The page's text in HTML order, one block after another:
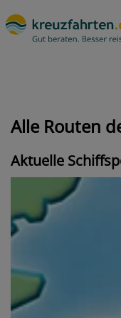
Alle Routen
Aktuelle